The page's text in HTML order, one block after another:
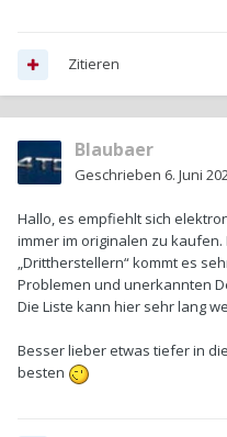
Zitieren
Blaubaer
Geschrieben 6. Juni
Hallo, es empfiehlt sich
immer im originalen zu
„Drittherstellern“ kommt es
Problemen und unerkannten
Die Liste kann hier sehr lang
Besser lieber etwas tiefer in
besten